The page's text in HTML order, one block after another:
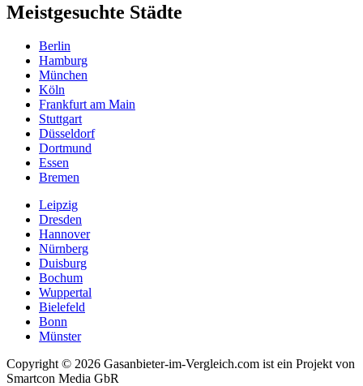
Meistgesuchte Städte
Berlin
Hamburg
München
Köln
Frankfurt am Main
Stuttgart
Düsseldorf
Dortmund
Essen
Bremen
Leipzig
Dresden
Hannover
Nürnberg
Duisburg
Bochum
Wuppertal
Bielefeld
Bonn
Münster
Copyright © 2026 Gasanbieter-im-Vergleich.com ist ein Projekt von
Smartcon Media GbR